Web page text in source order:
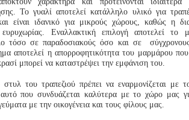
Το γυαλί αποτελεί κατάλληλο υλικό για
είναι ιδανικό για μικρούς χώρους, καθώς η
Εναλλακτική επιλογή αποτελεί το
τόσο σε παραδοσιακούς όσο και σε
αποτελεί η απορροφητικότητα του μαρμάρου
μπορεί να καταστρέψει την εμφάνιση του.
στυλ του τραπεζιού πρέπει να εναρμονίζεται με
αυτό που συνδυάζεται καλύτερα με το χώρο μας
με την οικογένεια και τους φίλους μας.